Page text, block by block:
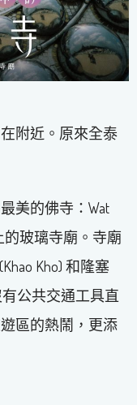
附近。原來全泰
美的佛寺：Wat
的玻璃寺廟。寺廟
Kho) 和隆塞
有公共交通工具直
區的熱鬧，更添